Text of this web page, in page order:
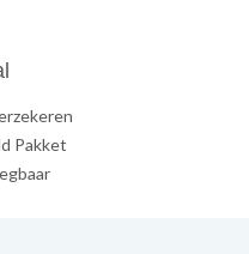
Pakket